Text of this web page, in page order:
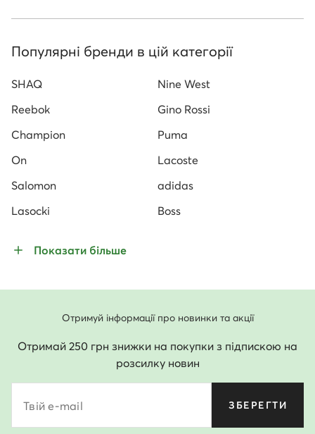
Популярні бренди в цій категорії
SHAQ
Nine West
Reebok
Gino Rossi
Champion
Puma
On
Lacoste
Salomon
adidas
Lasocki
Boss
Показати більше
Отримуй інформації про новинки та акції
Отримай 250 грн знижки на покупки з підпискою на
розсилку новин
Твій e-mail ЗБЕРЕГТИ